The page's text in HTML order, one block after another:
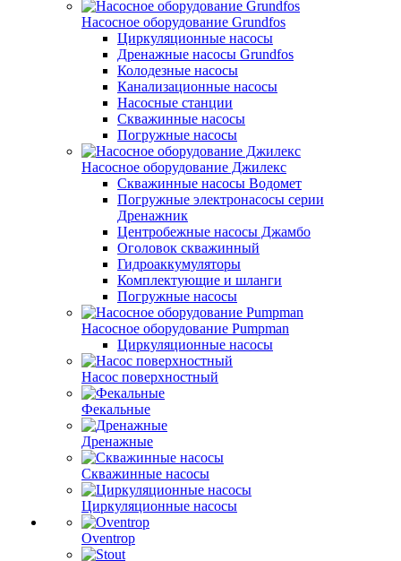
Насосное оборудование Grundfos
Циркуляционные насосы
Дренажные насосы Grundfos
Колодезные насосы
Канализационные насосы
Насосные станции
Скважинные насосы
Погружные насосы
Насосное оборудование Джилекс
Скважинные насосы Водомет
Погружные электронасосы серии
Дренажник
Центробежные насосы Джамбо
Оголовок скважинный
Гидроаккумуляторы
Комплектующие и шланги
Погружные насосы
Насосное оборудование Pumpman
Циркуляционные насосы
Насос поверхностный
Фекальные
Дренажные
Скважинные насосы
Циркуляционные насосы
Oventrop